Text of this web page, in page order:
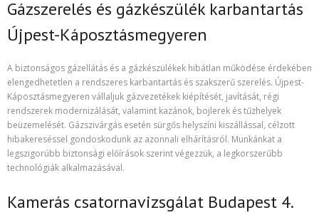
Gázszerelés és gázkészülék karbantartás
Újpest-Káposztásmegyeren
A biztonságos gázellátás és a gázkészülékek hibátlan működése érdekében
elengedhetetlen a rendszeres karbantartás és szakszerű szerelés. Újpest-
Káposztásmegyeren vállaljuk gázvezetékek kiépítését, javítását, régi
rendszerek modernizálását, valamint kazánok, bojlerek és tűzhelyek
beüzemelését. Gázszivárgás esetén sürgős helyszíni kiszállással, célzott
hibakereséssel gondoskodunk az azonnali elhárításról. Munkánkat a
legszigorúbb biztonsági előírások szerint végezzük, a legkorszerűbb
technológiák alkalmazásával.
Kamerás csatornavizsgálat Budapest 4.